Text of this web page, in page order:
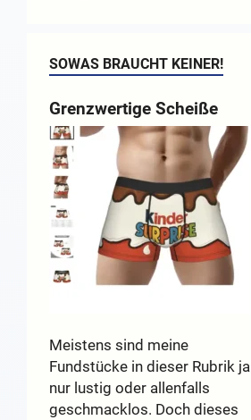
SOWAS BRAUCHT KEINER!
Grenzwertige Scheiße
Meistens sind meine
Fundstücke in dieser Rubrik ja
nur lustig oder allenfalls
geschmacklos. Doch dieses